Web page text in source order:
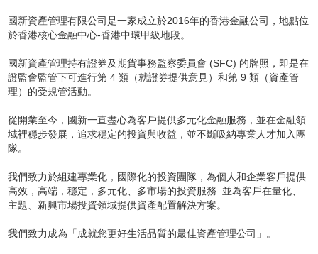
國新資產管理有限公司是一家成立於2016年的香港金融公司，地點位
於香港核心金融中心-香港中環甲級地段。
國新資產管理持有證券及期貨事務監察委員會 (SFC) 的牌照，即是在
證監會監管下可進行第 4 類（就證券提供意見）和第 9 類（資產管
理）的受規管活動。
從開業至今，國新一直盡心為客戶提供多元化金融服務，並在金融領
域裡穩步發展，追求穩定的投資與收益，並不斷吸納專業人才加入團
隊。
我們致力於組建專業化，國際化的投資團隊，為個人和企業客戶提供
高效，高端，穩定，多元化、多市場的投資服務. 並為客戶在量化、
主題、新興市場投資領域提供資產配置解決方案。
我們致力成為「成就您更好生活品質的最佳資產管理公司」。